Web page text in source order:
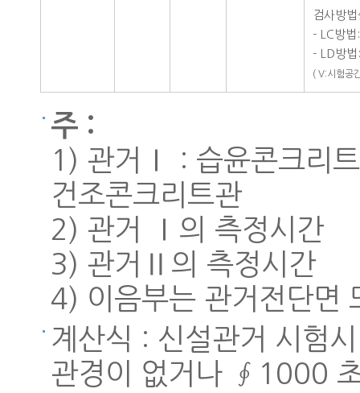
검사방
- LC방
- LD방
( V:시험공
주 :
1) 관거Ⅰ : 습윤콘크리
건조콘크리트관
2) 관거 Ⅰ의 측정시간
3) 관거Ⅱ의 측정시간
4) 이음부는 관거전단면
계산식 : 신설관거 시험
관경이 없거나 ∮1000